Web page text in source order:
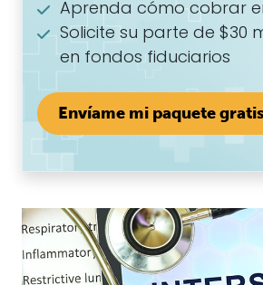
Aprenda cómo cobrar
Solicite su parte de $30
en fondos fiduciarios
Envíame mi paquete gratis